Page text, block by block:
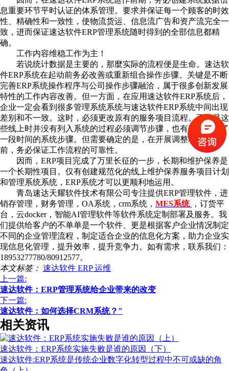
息重要环节平时认证的体系管理。要求并保证每一个顾客的时效
性、精确性和一致性，使物流货运、信息流广告和资产流完全一
致，进而保证速达软件ERP管理系统随时得到的全部信息都精
确。
工作内容维稳工作为主！
若说统计数据是主要的，那麼实际的流程便是生命。速达软
件ERP系统在起动前务必改善或重新组合操作步骤。关键是不断
完善ERP系统操作程序与公司操作步骤融洽，属于很多创新发展
特性的工作内容改善。但一方面，在应用速达软件ERP系统后，
企业一定会看到很多管理系统系统与速达软件ERP系统中间出现
差别和不一致。这时，必须更改原有的服务项目流程。不但是这
些线上时并没有列入系统的过程必须调节步骤，也有已经运作了
一段时间的系统步骤。但需要确定的是，在开展调整和改善以
前，务必保证工作流程的可靠性。
因而，ERP项目完成了万里长征的一步，长期和维护保养是
一个长期性项目。仅有创建规范化的线上维护保养服务项目计划
和管理系统系统，ERP系统才可以更顺利地运用。
青岛速达天耀软件技术有限公司专注提供ERP管理软件，进
销存管理，财务管理，OA系统，crm系统， MES系统
，订货平
台，云docker，智能AI管理软件等软件系统定制部署及服务。我
们提供给客户的不单单是一个软件、更是根据客户企业情况制定
不同的企业管理流程，制定适合企业的信息化方案，助力企业实
现信息化管理，提升效率，提升竞争力。如有需求，联系我们：
18953277780/80912577。
本文标签： 速达软件 ERP运维
上一篇:
速达软件：ERP管理系统给企业带来的改变
下一篇:
速达软件：如何选择CRM系统？"
相关资讯
速达软件：ERP系统实施失败是谁的原因（下）
速达软件:ERP系统是传统企业数字化转型过程中不可或缺的角